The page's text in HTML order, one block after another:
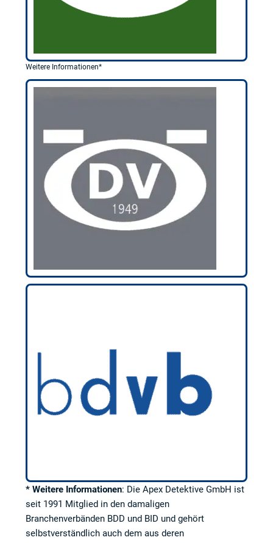
Weitere Informationen*
* Weitere Informationen: Die Apex Detektive GmbH ist
seit 1991 Mitglied in den damaligen
Branchenverbänden BDD und BID und gehört
selbstverständlich auch dem aus deren